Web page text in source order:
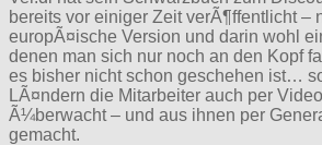
bereits vor einiger Zeit verÃ¶ffentlicht –
europÃ¤ische Version und darin wohl
denen man sich nur noch an den Kopf
es bisher nicht schon geschehen ist…
LÃ¤ndern die Mitarbeiter auch per
Ã¼berwacht – und aus ihnen per
gemacht.